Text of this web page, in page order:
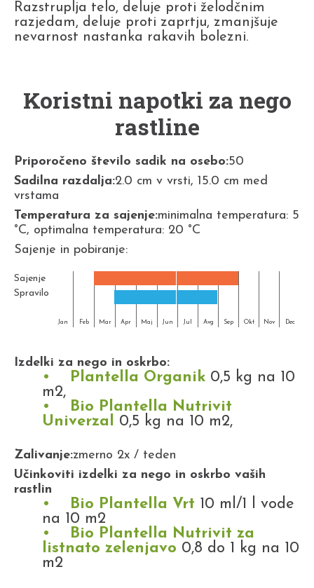
Razstruplja telo, deluje proti želodčnim
razjedam, deluje proti zaprtju, zmanjšuje
nevarnost nastanka rakavih bolezni.
Koristni napotki za nego
rastline
Priporočeno število sadik na osebo:50
Sadilna razdalja:2.0 cm v vrsti, 15.0 cm med
vrstama
Temperatura za sajenje:minimalna temperatura: 5
°C, optimalna temperatura: 20 °C
Sajenje in pobiranje:
Sajenje
Spravilo
Jan Feb Mar Apr Maj Jun Jul Avg Sep Okt Nov Dec
Izdelki za nego in oskrbo:
Plantella Organik 0,5 kg na 10
m2,
Bio Plantella Nutrivit
Univerzal 0,5 kg na 10 m2,
Zalivanje:zmerno 2x / teden
Učinkoviti izdelki za nego in oskrbo vaših
rastlin
Bio Plantella Vrt 10 ml/1 l vode
na 10 m2
Bio Plantella Nutrivit za
listnato zelenjavo 0,8 do 1 kg na 10
m2